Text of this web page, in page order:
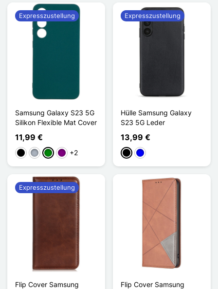
Samsung Galaxy S23 5G
Silikon Flexible Mat Cover
11,99 €
Schwarz
GrauGrünViolett
+2
Expresszustellung
Hülle Samsung Galaxy
S23 5G Leder
13,99 €
Schwarz
Blau
Expresszustellung
Flip Cover Samsung
Expresszustellung
Flip Cover Samsung